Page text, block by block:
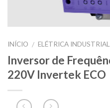
INÍCIO / ELÉTRICA INDUSTRIAL
Inversor de
220V Invertek ECO